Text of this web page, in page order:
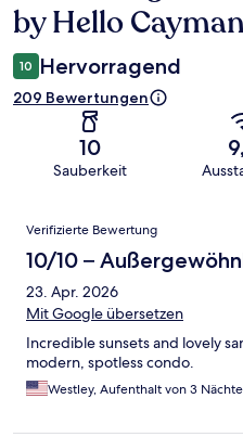
by Hello
10 Hervorragend
209 Bewertungen
10
Sauberkeit
Bewertungen
Verifizierte Bewertung
10/10 –
23. Apr. 2026
Mit Google übersetzen
Incredible sunsets and lovely
modern, spotless condo.
Westley, Aufenthalt von 3